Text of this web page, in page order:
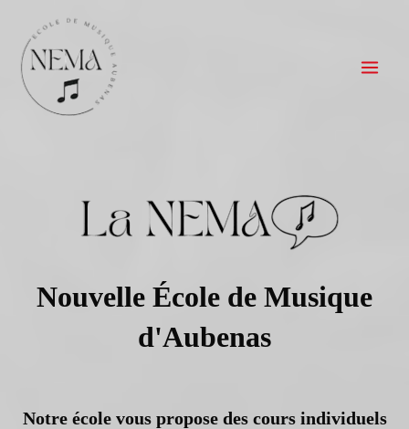
contenu
Nouvelle École de Musique
d'Aubenas
Notre école vous propose des cours individuels